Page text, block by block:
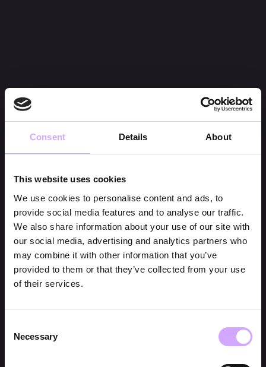
Consent Details About
This website uses cookies
We use cookies to personalise content and ads, to
provide social media features and to analyse our traffic.
We also share information about your use of our site with
our social media, advertising and analytics partners who
may combine it with other information that you’ve
provided to them or that they’ve collected from your use
of their services.
Selection
Necessary